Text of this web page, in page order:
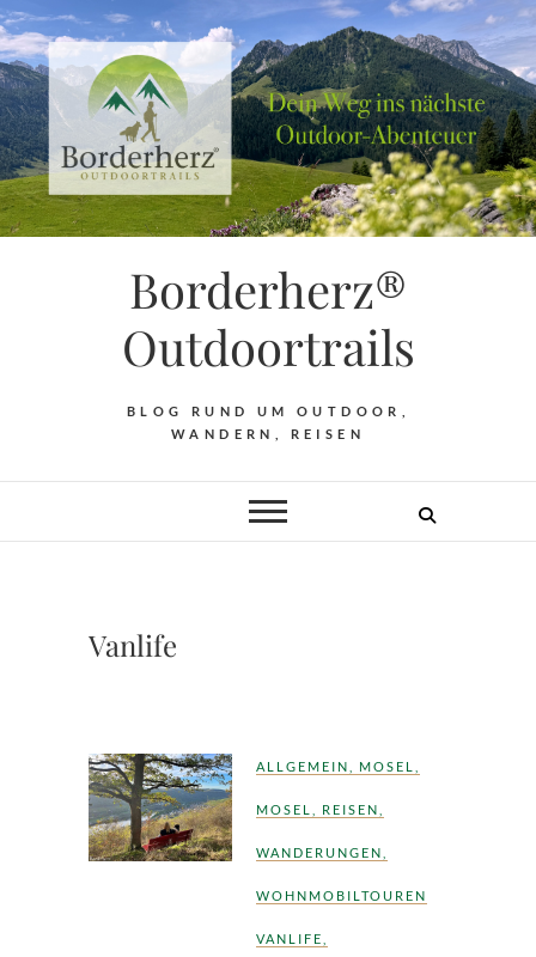
Borderherz®
Outdoortrails
BLOG RUND UM OUTDOOR,
WANDERN, REISEN
Vanlife
ALLGEMEIN MOSEL
MOSEL REISEN
WANDERUNGEN
WOHNMOBILTOUREN
VANLIFE